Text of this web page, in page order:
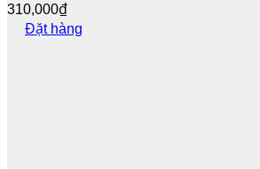
310,000₫
Đặt hàng